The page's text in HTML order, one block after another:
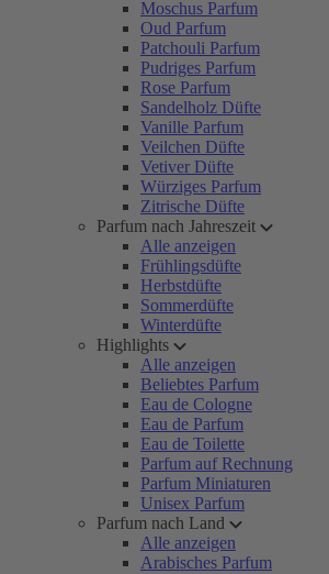
Moschus Parfum
Oud Parfum
Patchouli Parfum
Pudriges Parfum
Rose Parfum
Sandelholz Düfte
Vanille Parfum
Veilchen Düfte
Vetiver Düfte
Würziges Parfum
Zitrische Düfte
Parfum nach Jahreszeit
Alle anzeigen
Frühlingsdüfte
Herbstdüfte
Sommerdüfte
Winterdüfte
Highlights
Alle anzeigen
Beliebtes Parfum
Eau de Cologne
Eau de Parfum
Eau de Toilette
Parfum auf Rechnung
Parfum Miniaturen
Unisex Parfum
Parfum nach Land
Alle anzeigen
Arabisches Parfum